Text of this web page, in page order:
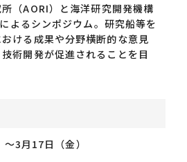
（AORI）と海洋研究開発機構
よるシンポジウム。研究船等を
ける成果や分野横断的な意見
術開発が促進されることを目
3月17日（金）